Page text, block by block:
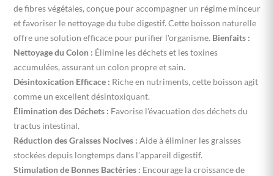
de fibres végétales, conçue pour accompagner un régime minceur
et favoriser le nettoyage du tube digestif. Cette boisson naturelle
offre une solution efficace pour purifier l'organisme. Bienfaits :
Nettoyage du Colon : Élimine les déchets et les toxines
accumulées, assurant un colon propre et sain.
Désintoxication Efficace : Riche en nutriments, cette boisson agit
comme un excellent désintoxiquant.
Élimination des Déchets : Favorise l'évacuation des déchets du
tractus intestinal.
Réduction des Graisses Nocives : Aide à éliminer les graisses
stockées depuis longtemps dans l’appareil digestif.
Stimulation de Bonnes Bactéries : Encourage la croissance de